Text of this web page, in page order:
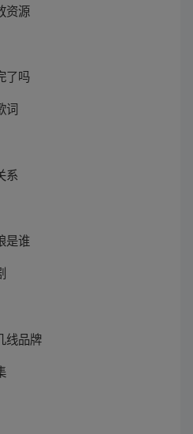
资源
了吗
词
系
是谁
线品牌